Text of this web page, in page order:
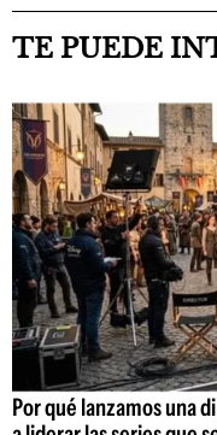
TE PUEDE
Por qué lanzamos una